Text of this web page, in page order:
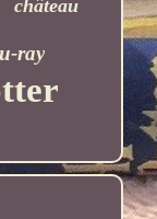
château
ray